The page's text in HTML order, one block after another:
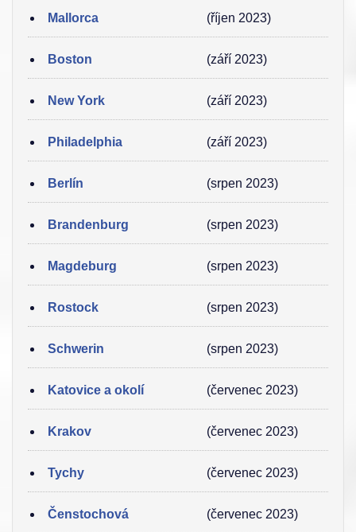
Mallorca (říjen 2023)
Boston (září 2023)
New York (září 2023)
Philadelphia (září 2023)
Berlín (srpen 2023)
Brandenburg (srpen 2023)
Magdeburg (srpen 2023)
Rostock (srpen 2023)
Schwerin (srpen 2023)
Katovice a okolí (červenec 2023)
Krakov (červenec 2023)
Tychy (červenec 2023)
Čenstochová (červenec 2023)